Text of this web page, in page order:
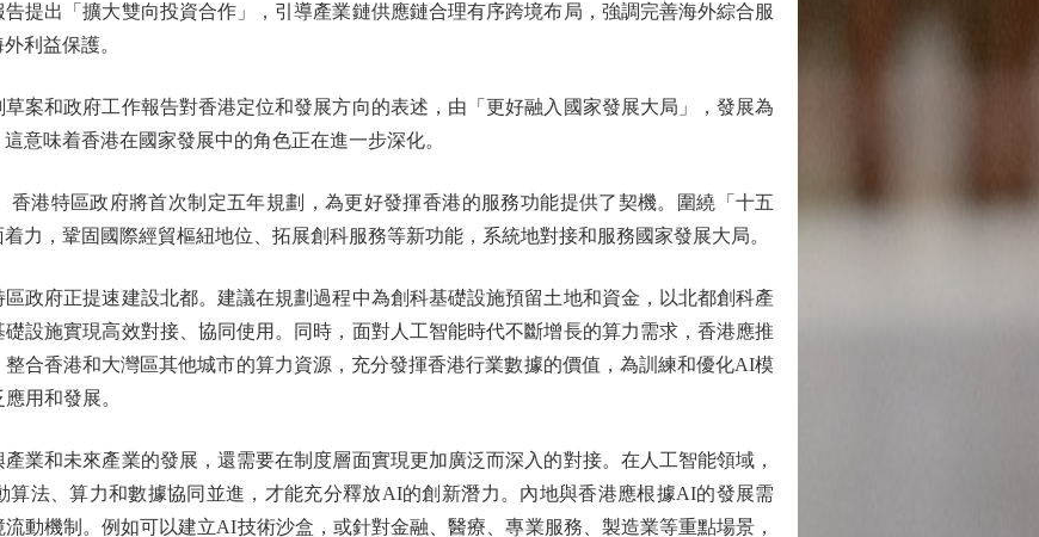
提出「擴大雙向投資合作」，引導產業鏈供應鏈合理有序跨境布局，強調完善海外綜合服
利益保護。
和政府工作報告對香港定位和發展方向的表述，由「更好融入國家發展大局」，發展為
意味着香港在國家發展中的角色正在進一步深化。
特區政府將首次制定五年規劃，為更好發揮香港的服務功能提供了契機。圍繞「十五
力，鞏固國際經貿樞紐地位、拓展創科服務等新功能，系統地對接和服務國家發展大局。
府正提速建設北都。建議在規劃過程中為創科基礎設施預留土地和資金，以北都創科產
設施實現高效對接、協同使用。同時，面對人工智能時代不斷增長的算力需求，香港應推
合香港和大灣區其他城市的算力資源，充分發揮香港行業數據的價值，為訓練和優化AI模
用和發展。
和未來產業的發展，還需要在制度層面實現更加廣泛而深入的對接。在人工智能領域，
算法、算力和數據協同並進，才能充分釋放AI的創新潛力。內地與香港應根據AI的發展需
動機制。例如可以建立AI技術沙盒，或針對金融、醫療、專業服務、製造業等重點場景，